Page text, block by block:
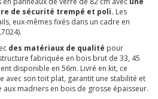
de sécurité trempé et poli. Les
eux-mêmes fixés dans un cadre en
des matériaux de qualité pour
fabriquée en bois brut de 33, 45
disponible en 56m. Livré en kit, ce
avec son toit plat, garantit une stabilité et
madriers en bois de grosse épaisseur.